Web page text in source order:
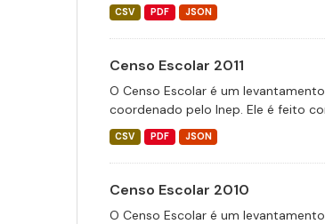
CSV PDF JSON
Censo Escolar 2011
O Censo Escolar é um
coordenado pelo Inep. Ele é feito
CSV PDF JSON
Censo Escolar 2010
O Censo Escolar é um